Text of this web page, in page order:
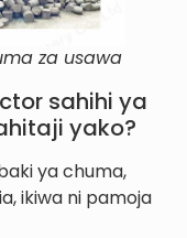
za usawa
sahihi ya
yako?
ya chuma,
ikiwa ni pamoja